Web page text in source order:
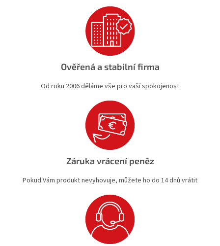
i
s
u
Ověřená a stabilní firma
Od roku 2006 děláme vše pro vaší spokojenost
Záruka vrácení peněz
Pokud Vám produkt nevyhovuje, můžete ho do 14 dnů vrátit